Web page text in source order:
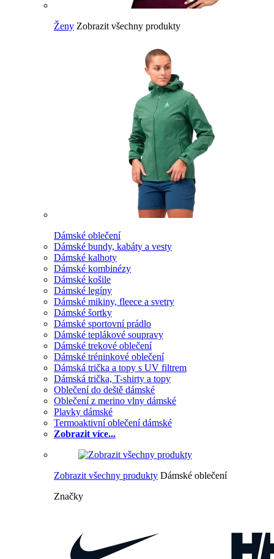
Ženy Zobrazit všechny produkty
Dámské oblečení
Dámské bundy, kabáty a vesty
Dámské kalhoty
Dámské kombinézy
Dámské košile
Dámské legíny
Dámské mikiny, fleece a svetry
Dámské šortky
Dámské sportovní prádlo
Dámské teplákové soupravy
Dámské trekové oblečení
Dámské tréninkové oblečení
Dámská trička a topy s UV filtrem
Dámská trička, T-shirty a topy
Oblečení do deště dámské
Oblečení z merino vlny dámské
Plavky dámské
Termoaktivní oblečení dámské
Zobrazit více...
Zobrazit všechny produkty Dámské oblečení
Značky